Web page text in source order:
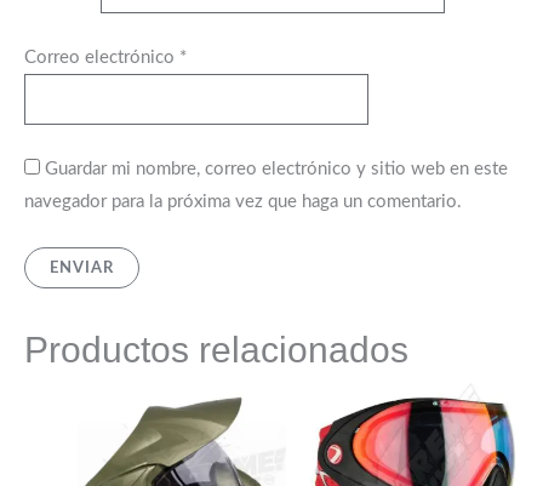
Correo electrónico *
Guardar mi nombre, correo electrónico y sitio web en este
navegador para la próxima vez que haga un comentario.
Productos relacionados